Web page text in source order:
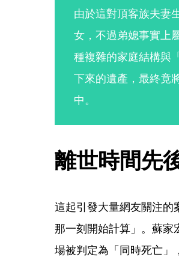
由於這對頂客族夫妻
女，不過弟媳事實上
種複雜的家庭結構與
下來的遺產，最終竟
中。
離世時間先
這起引發大量網友關注的
那一刻開始計算」。蘇家
場被判定為「同時死亡」